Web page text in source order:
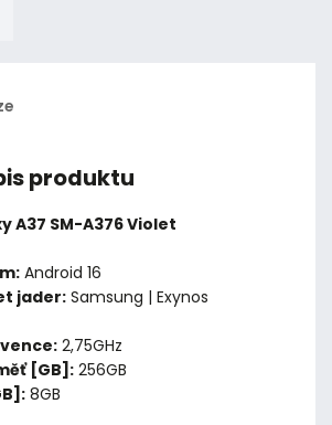
produktu
A37 SM-A376 Violet
Android 16
jader: Samsung | Exynos
2,75GHz
[GB]: 256GB
8GB